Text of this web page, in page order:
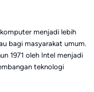
menjadi lebih
bagi masyarakat umum.
1971 oleh Intel menjadi
teknologi